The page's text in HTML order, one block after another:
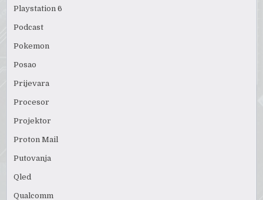
Playstation 6
Podcast
Pokemon
Posao
Prijevara
Procesor
Projektor
Proton Mail
Putovanja
Qled
Qualcomm